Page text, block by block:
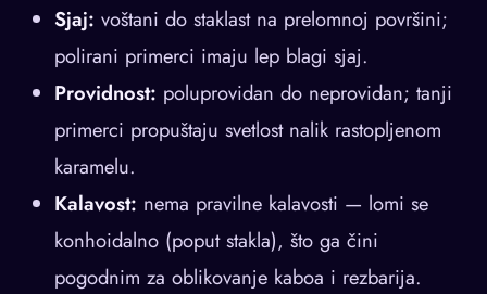
Sjaj: voštani do staklast na prelomnoj površini;
polirani primerci imaju lep blagi sjaj.
Providnost: poluprovidan do neprovidan; tanji
primerci propuštaju svetlost nalik rastopljenom
karamelu.
Kalavost: nema pravilne kalavosti — lomi se
konhoidalno (poput stakla), što ga čini
pogodnim za oblikovanje kaboa i rezbarija.